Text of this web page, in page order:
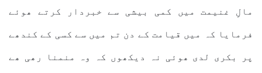
مالِ غنیمت میں کمی بیشی سے خبردار کرتے ھوئے
فرمایا کہ میں قیامت کے دن تم میں سے کسی کے کندھے
پر بکری لدی ھوئی نہ دیکھوں کہ وہ منمنا رھی ھے